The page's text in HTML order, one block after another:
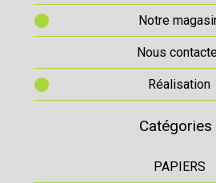
Notre
Nous
Réalisation
Catégories
PAPIERS